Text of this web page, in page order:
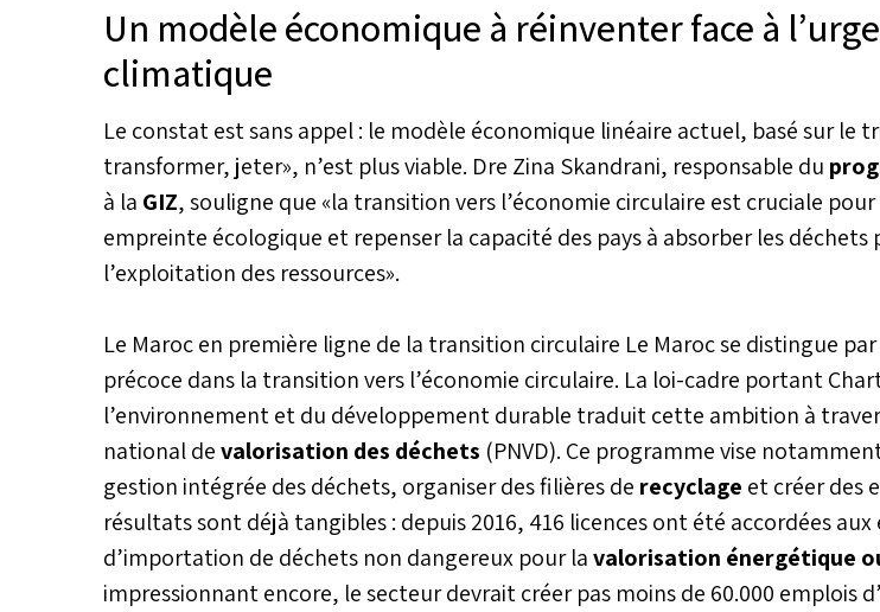
Un modèle économique à réinventer face à
climatique
Le constat est sans appel : le modèle économique linéaire actuel, basé sur le
transformer, jeter», n’est plus viable. Dre Zina Skandrani, responsable du
à la GIZ, souligne que «la transition vers l’économie circulaire est cruciale
empreinte écologique et repenser la capacité des pays à absorber les déchets
l’exploitation des ressources».
Le Maroc en première ligne de la transition circulaire Le Maroc se distingue
précoce dans la transition vers l’économie circulaire. La loi-cadre portant
l’environnement et du développement durable traduit cette ambition à
national devalorisation des déchets (PNVD). Ce programme vise
gestion intégrée des déchets, organiser des filières de recyclage et créer des
résultats sont déjà tangibles : depuis 2016, 416 licences ont été accordées
d’importation de déchets non dangereux pour lavalorisation énergétique
impressionnant encore, le secteur devrait créer pas moins de 60.000 emplois